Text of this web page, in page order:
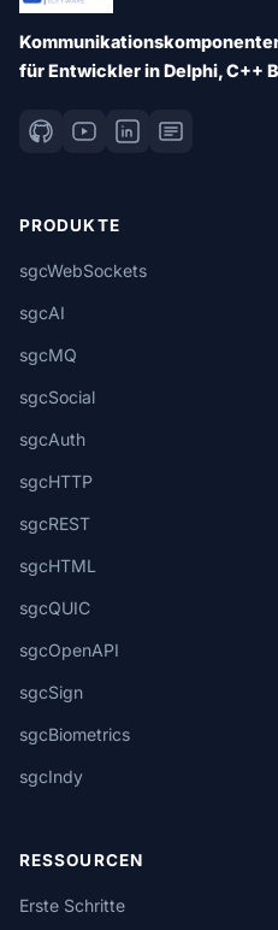
für Entwickler in Delphi, C++
PRODUKTE
sgcWebSockets
sgcAI
sgcMQ
sgcSocial
sgcAuth
sgcHTTP
sgcREST
sgcHTML
sgcQUIC
sgcOpenAPI
sgcSign
sgcBiometrics
sgcIndy
RESSOURCEN
Erste Schritte